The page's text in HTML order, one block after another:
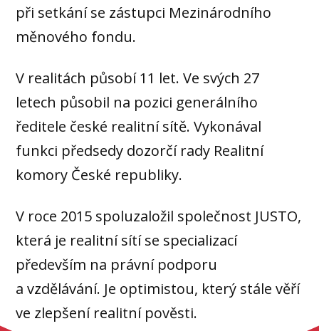
při setkání se zástupci Mezinárodního
měnového fondu.
V realitách působí 11 let. Ve svých 27
letech působil na pozici generálního
ředitele české realitní sítě. Vykonával
funkci předsedy dozorčí rady Realitní
komory České republiky.
V roce 2015 spoluzaložil společnost JUSTO,
která je realitní sítí se specializací
především na právní podporu
a vzdělávání. Je optimistou, který stále věří
ve zlepšení realitní pověsti.